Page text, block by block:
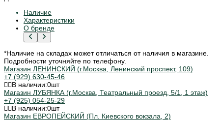
Наличие
Характеристики
О бренде
*Наличие на складах может отличаться от наличия в магазине.
Подробности уточняйте по телефону.
Магазин ЛЕНИНСКИЙ (г.Москва, Ленинский проспект, 109)
+7 (929) 630-45-46
В наличии:0шт
Магазин ЛУБЯНКА (г.Москва, Театральный проезд, 5/1, 1 этаж)
+7 (925) 054-25-29
В наличии:0шт
Магазин ЕВРОПЕЙСКИЙ (Пл. Киевского вокзала, 2)